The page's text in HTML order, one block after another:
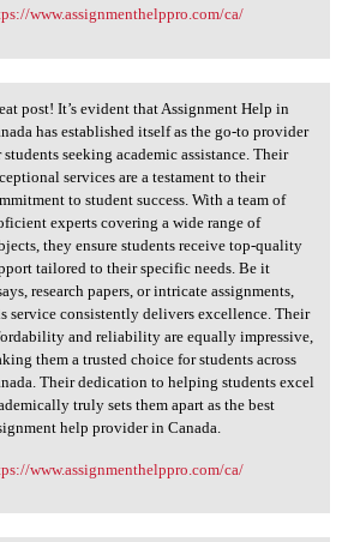
www.assignmenthelppro.com/ca/
post! It’s evident that
post! It’s evident that Assignment Help in
has established itself as the go-to provider
students seeking academic assistance. Their
services are a testament to their
to student success. With a team of
experts covering a wide range of
they ensure students receive top-quality
tailored to their specific needs. Be it
research papers, or intricate assignments,
service consistently delivers excellence. Their
and reliability are equally impressive,
them a trusted choice for students across
Their dedication to helping students excel
truly sets them apart as the best
help provider in Canada.
www.assignmenthelppro.com/ca/